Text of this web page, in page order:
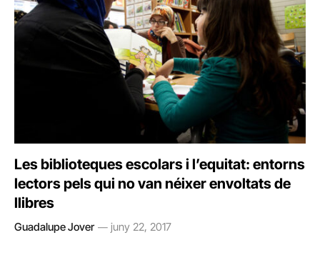
Les biblioteques escolars i l’equitat: entorns
lectors pels qui no van néixer envoltats de
llibres
Guadalupe Jover juny 22, 2017